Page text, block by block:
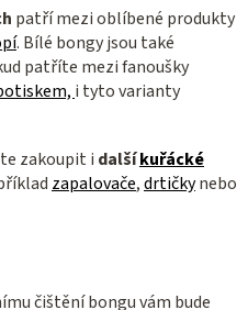
d
a
c
í
r
v
patří mezi oblíbené produkty
. Bílé bongy jsou také
patříte mezi fanoušky
i tyto varianty
zakoupit i dalšíkuřácké
zapalovače,drtičkynebo
čištění bongu vám bude